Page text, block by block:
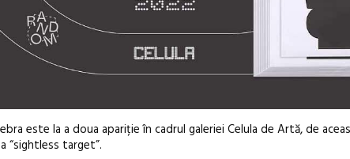
este la a doua apariție în cadrul galeriei Celula de Artă, de
“sightless target”.